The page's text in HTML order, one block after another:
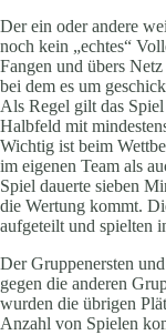
Der ein oder andere
noch kein „echtes“
Fangen und übers
bei dem es um
Als Regel gilt das
Halbfeld mit
Wichtig ist beim
im eigenen Team als
Spiel dauerte sieben
die Wertung kommt.
aufgeteilt und spielten
Der Gruppenersten
gegen die anderen
wurden die übrigen
Anzahl von Spielen